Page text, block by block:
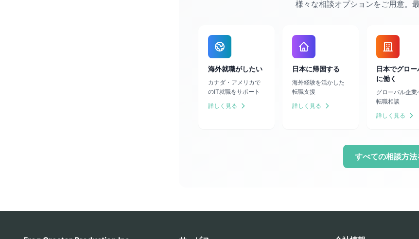
様々な相談オプションをご用意。
海外就職がしたい
カナダ・アメリカで
のIT就職をサポート
詳しく見る
日本に帰国する
海外経験を活かした
転職支援
詳しく見る
日本でグロー
に働く
グローバル企業
転職相談
詳しく見る
すべての相談方法